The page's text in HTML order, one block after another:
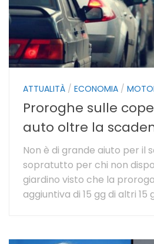
ATTUALITÀ / ECONOMIA /
Proroghe sulle
auto oltre la
Non è di grande aiuto per il
sopratutto per chi non
giardino visto che la
aggiuntiva di 15 gg di altri 15